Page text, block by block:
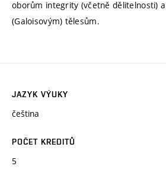
oborům integrity (včetně dělitelnosti)
(Galoisovým) tělesům.
JAZYK VÝUKY
čeština
POČET KREDITŮ
5